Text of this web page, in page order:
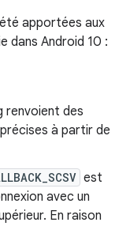
apportées aux
dans Android 10 :
renvoient des
à partir de
est
avec un
En raison